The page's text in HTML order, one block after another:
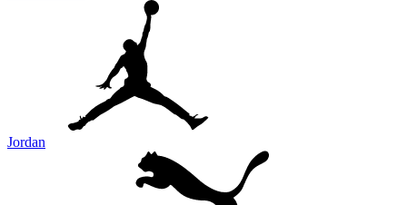
Jordan